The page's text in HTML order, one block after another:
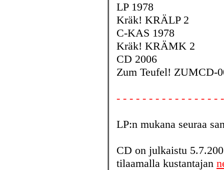
LP 1978
Kräk! KRÄLP 2
C-KAS 1978
Kräk! KRÄMK 2
CD 2006
Zum Teufel! ZUMCD-
- - - - - - - - - - - - - - - - -
LP:n mukana seuraa
CD on julkaistu
tilaamalla kustantajan